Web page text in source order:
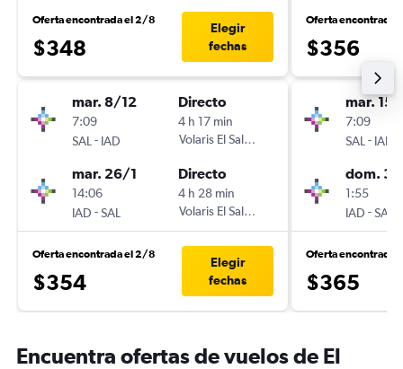
Oferta encontrada el 2/8
$348
Elegir
fechas
mar. 8/12
7:09
SAL - IAD
Directo
4 h 17 min
Volaris El Salvador
mar. 26/1
14:06
IAD -SAL
Directo
4 h 28 min
Volaris El Salvador
Oferta encontrada el 2/8
$354
Elegir
fechas
Oferta encontrada
$356
mar. 15/
7:09
SAL - IAD
dom.
1:55
IAD -SAL
Oferta encontrada
$365
Encuentra ofertas de vuelos de El